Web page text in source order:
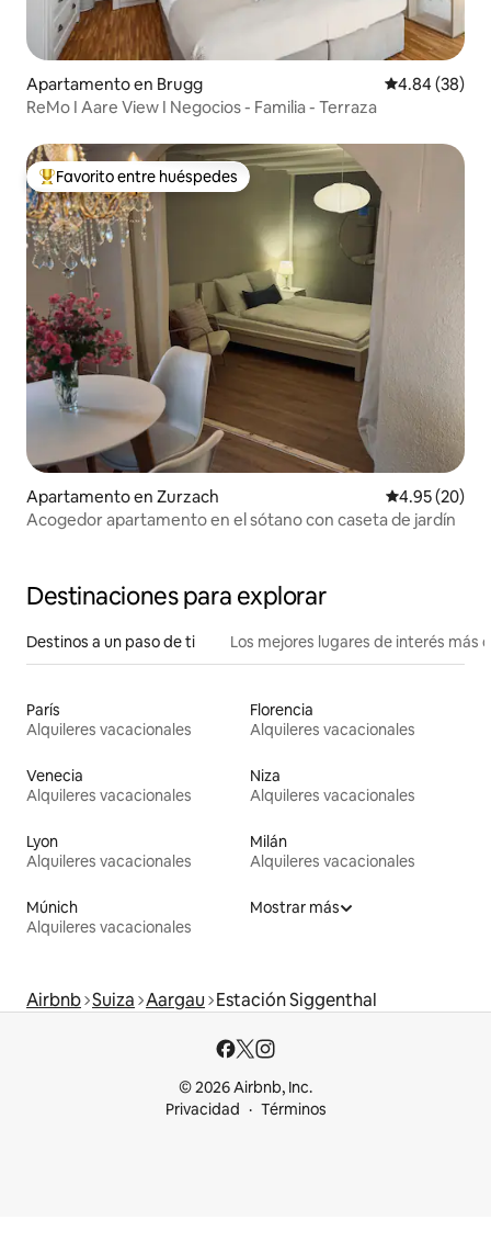
Apartamento en Brugg Calificación
4.84 (38)
ReMo I Aare View I Negocios - Familia - Terraza
Favorito entre huéspedes preferido
Favorito entre huéspedes
Apartamento en Zurzach Calificación
4.95 (20)
Acogedor apartamento en el sótano con caseta de jardín
Destinaciones para explorar
Destinos a un paso de ti Los mejores lugares de interés más
París
Alquileres vacacionales
Florencia
Alquileres vacacionales
Venecia
Alquileres vacacionales
Niza
Alquileres vacacionales
Lyon
Alquileres vacacionales
Milán
Alquileres vacacionales
Múnich
Alquileres vacacionales
Mostrar más
Airbnb Suiza Aargau Estación Siggenthal
© 2026 Airbnb, Inc.
Privacidad
Términos